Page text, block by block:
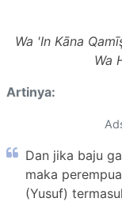
Wa 'In Kāna
Wa
Artinya:
Dan jika baju
maka
(Yusuf)